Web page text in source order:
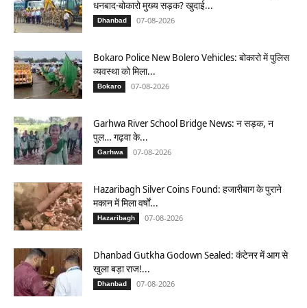
धनबाद-बोकारो मुख्य सड़क? खुदाई...
Dhanbad 07-08-2026
Bokaro Police New Bolero Vehicles: बोकारो में पुलिस
व्यवस्था को मिला...
Bokaro 07-08-2026
Garhwa River School Bridge News: न सड़क, न
पुल… गढ़वा के...
Garhwa 07-08-2026
Hazaribagh Silver Coins Found: हजारीबाग के पुराने
मकान में मिला वर्षों...
Hazaribagh 07-08-2026
Dhanbad Gutkha Godown Sealed: कंटेनर में आग से
खुला बड़ा राज!...
Dhanbad 07-08-2026